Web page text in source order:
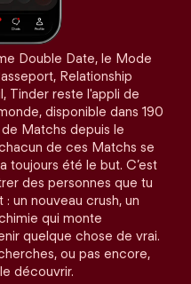
Double Date, le Mode
Relationship
Tinder reste l'appli de
disponible dans 190
Matchs depuis le
de ces Matchs se
toujours été le but. C’est
des personnes que tu
: un nouveau crush, un
qui monte
quelque chose de vrai.
ou pas encore,
découvrir.